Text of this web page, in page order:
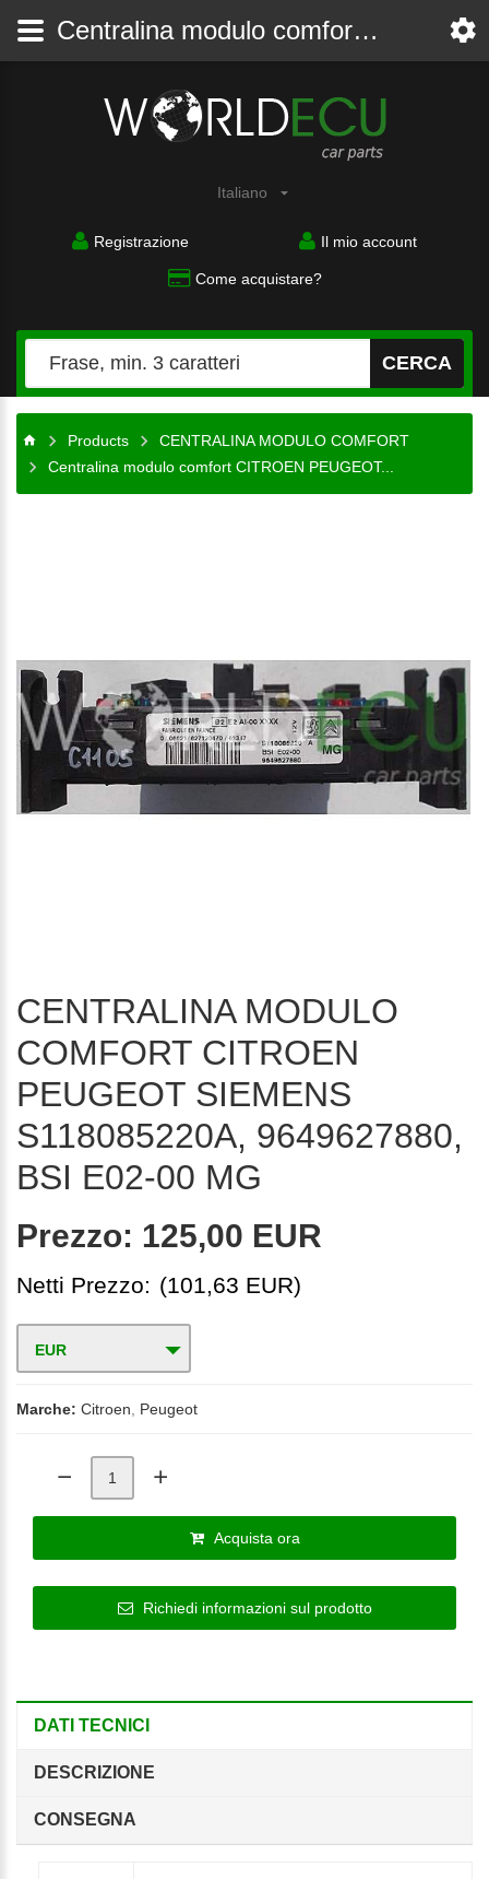
Ricambi
auto
Italiano
Registrazione Il mio account
Come acquistare?
CERCA
Products
CENTRALINA MODULO COMFORT
Centralina modulo comfort CITROEN PEUGEOT...
CENTRALINA MODULO
COMFORT CITROEN
PEUGEOT SIEMENS
S118085220A, 9649627880,
BSI E02-00 MG
Prezzo: 125,00 EUR
Netti Prezzo: (101,63 EUR)
EUR
Marche: Citroen Peugeot
Acquista ora
Richiedi informazioni sul prodotto
DATI TECNICI
DESCRIZIONE
CONSEGNA
Centralina modulo comfort CITROEN PEUGEOT SIEMENS S118085220A, 9649627880, BSI E02-00 MG - CENTRALINA MODULO COMFORT - WorldECU